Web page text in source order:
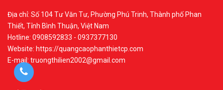
Địa chỉ: Số 104 Tư Văn Tư, Phường Phú Trinh, Thành phố Phan
Thiết, Tỉnh Bình Thuận, Việt Nam
Hotline: 0908592833 - 0937377130
Website: https://quangcaophanthietcp.com
E-mail: truongthilien2002@gmail.com